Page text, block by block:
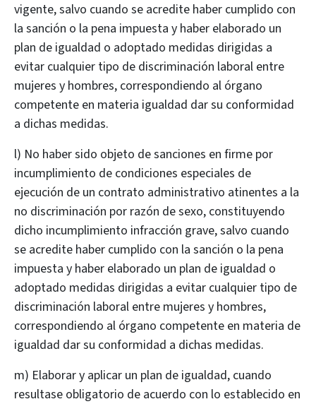
vigente, salvo cuando se acredite haber cumplido con
la sanción o la pena impuesta y haber elaborado un
plan de igualdad o adoptado medidas dirigidas a
evitar cualquier tipo de discriminación laboral entre
mujeres y hombres, correspondiendo al órgano
competente en materia igualdad dar su conformidad
a dichas medidas.
l) No haber sido objeto de sanciones en firme por
incumplimiento de condiciones especiales de
ejecución de un contrato administrativo atinentes a la
no discriminación por razón de sexo, constituyendo
dicho incumplimiento infracción grave, salvo cuando
se acredite haber cumplido con la sanción o la pena
impuesta y haber elaborado un plan de igualdad o
adoptado medidas dirigidas a evitar cualquier tipo de
discriminación laboral entre mujeres y hombres,
correspondiendo al órgano competente en materia de
igualdad dar su conformidad a dichas medidas.
m) Elaborar y aplicar un plan de igualdad, cuando
resultase obligatorio de acuerdo con lo establecido en